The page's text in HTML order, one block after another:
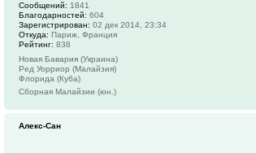
Сообщений: 1841
Благодарностей: 604
Зарегистрирован: 02 дек 2014, 23:34
Откуда: Париж, Франция
Рейтинг: 838
Новая Бавария (Украина)
Ред Уорриор (Малайзия)
Флорида (Куба)
Сборная Малайзии (юн.)
Алекс-Сан